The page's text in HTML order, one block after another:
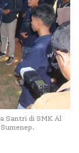
Santri di SMK Al